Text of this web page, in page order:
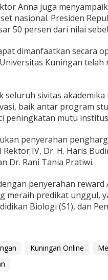
Anna juga
nasional. Presiden
50 persen dari nilai
dimanfaatkan secara
Kuningan
seluruh sivitas
baik antar program
peningkatan mutu
penyerahan
IV, Dr. H. Haris
Dr. Rani Tania Pratiwi.
penyerahan
meraih predikat unggul,
Biologi (S1), dan
Kuningan Online